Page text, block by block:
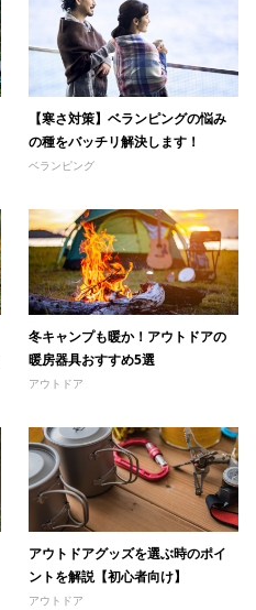
【寒さ対策】ベランピングの悩み
の種をバッチリ解決します！
ベランピング
冬キャンプも暖か！アウトドアの
暖房器具おすすめ5選
アウトドア
アウトドアグッズを選ぶ時のポイ
ントを解説【初心者向け】
アウトドア